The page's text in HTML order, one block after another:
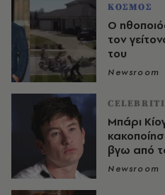
ΚΟΣΜΟΣ
Ο
τον
του
Newsroom
Μπάρι
βγω από
Newsroom